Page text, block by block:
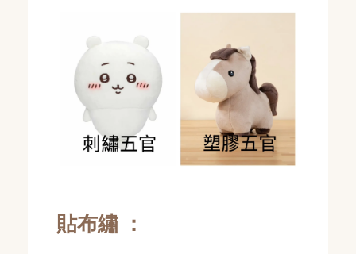
貼布繡 ：